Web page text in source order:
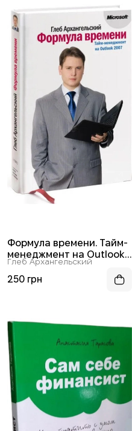
Формула времени. Тайм-
менеджмент на Outlook
2007
Глеб Архангельский
250 грн